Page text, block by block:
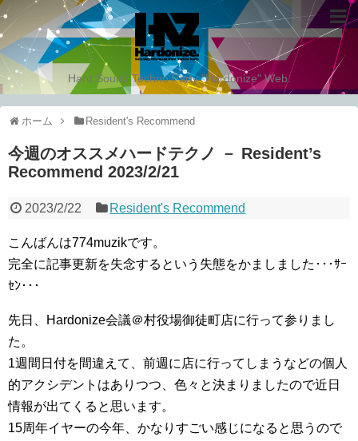
Hard Sound Techno Party "Hardonize" Web.
ホーム Resident's Recommend
今週のオススメハードテクノ － Resident’s
Recommend 2023/2/21
2023/2/22 Resident's Recommend
こんばんは774muzikです。
完全に記事更新を失念するという失態をかましました･･･ｻｰ
ｾﾝ･･･
先日、Hardonize会議＠村役場御徒町店に行って参りまし
た。
1週間日付を間違えて、前週に店に行ってしまうなどの個人
的アクシデントはありつつ、色々と決まりましたので近日
情報が出てくると思います。
15周年イヤーの今年、かなりすごい感じになると思うので